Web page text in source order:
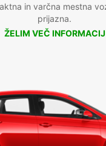
in varčna mestna
prijazna.
ŽELIM VEČ INFORMACIJ